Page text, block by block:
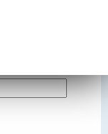
aus der